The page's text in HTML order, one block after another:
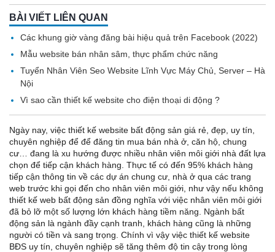
BÀI VIẾT LIÊN QUAN
Các khung giờ vàng đăng bài hiệu quả trên Facebook (2022)
Mẫu website bán nhân sâm, thực phẩm chức năng
Tuyển Nhân Viên Seo Website Lĩnh Vực Máy Chủ, Server – Hà
Nội
Vì sao cần thiết kế website cho điện thoại di động ?
Ngày nay, việc thiết kế website bất động sản giá rẻ, đẹp, uy tín,
chuyên nghiệp để để đăng tin mua bán nhà ở, căn hộ, chung
cư… đang là xu hướng được nhiều nhân viên môi giới nhà đất lựa
chọn để tiếp cận khách hàng. Thực tế có đến 95% khách hàng
tiếp cận thông tin về các dự án chung cư, nhà ở qua các trang
web trước khi gọi đến cho nhân viên môi giới, như vậy nếu không
thiết kế web bất động sản đồng nghĩa với việc nhân viên môi giới
đã bỏ lỡ một số lượng lớn khách hàng tiềm năng. Ngành bất
động sản là ngành đầy cạnh tranh, khách hàng cũng là những
người có tiền và sang trọng. Chính vì vậy việc thiết kế website
BĐS uy tín, chuyên nghiệp sẽ tăng thêm độ tin cậy trong lòng